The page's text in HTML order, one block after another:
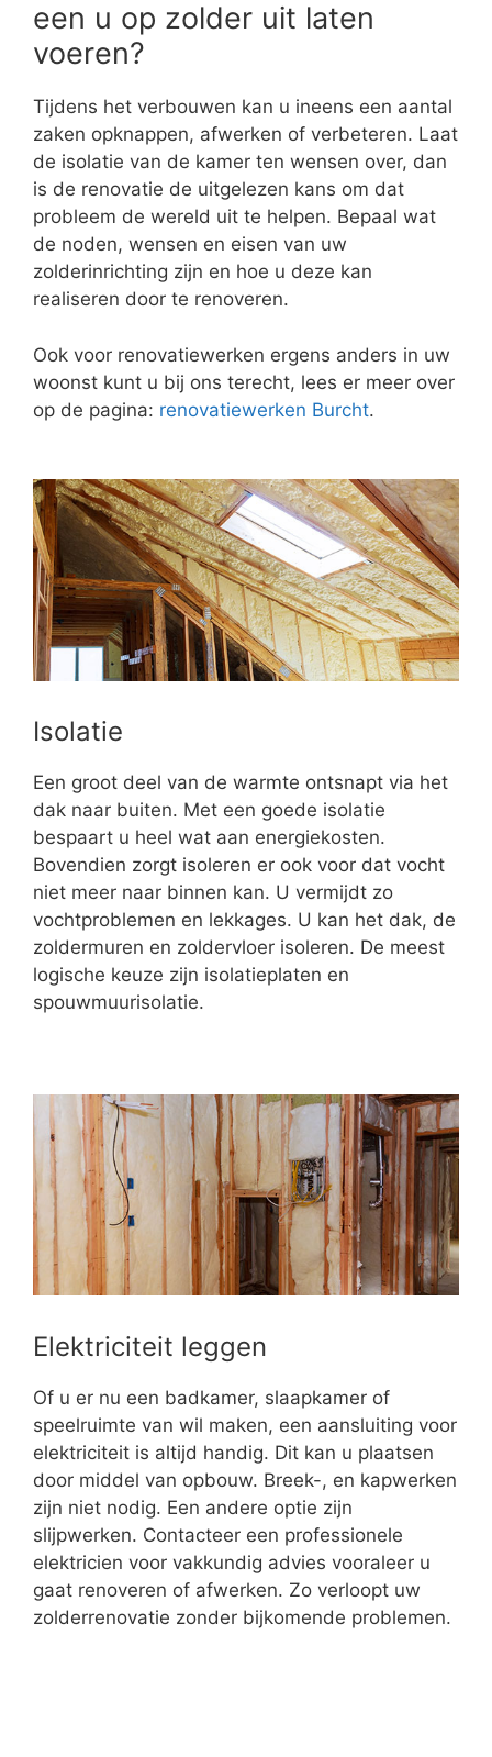
een u op zolder uit laten
voeren?
Tijdens het verbouwen kan u ineens een aantal
zaken opknappen, afwerken of verbeteren. Laat
de isolatie van de kamer ten wensen over, dan
is de renovatie de uitgelezen kans om dat
probleem de wereld uit te helpen. Bepaal wat
de noden, wensen en eisen van uw
zolderinrichting zijn en hoe u deze kan
realiseren door te renoveren.
Ook voor renovatiewerken ergens anders in uw
woonst kunt u bij ons terecht, lees er meer over
op de pagina: renovatiewerken Burcht.
Isolatie
Een groot deel van de warmte ontsnapt via het
dak naar buiten. Met een goede isolatie
bespaart u heel wat aan energiekosten.
Bovendien zorgt isoleren er ook voor dat vocht
niet meer naar binnen kan. U vermijdt zo
vochtproblemen en lekkages. U kan het dak, de
zoldermuren en zoldervloer isoleren. De meest
logische keuze zijn isolatieplaten en
spouwmuurisolatie.
Elektriciteit leggen
Of u er nu een badkamer, slaapkamer of
speelruimte van wil maken, een aansluiting voor
elektriciteit is altijd handig. Dit kan u plaatsen
door middel van opbouw. Breek-, en kapwerken
zijn niet nodig. Een andere optie zijn
slijpwerken. Contacteer een professionele
elektricien voor vakkundig advies vooraleer u
gaat renoveren of afwerken. Zo verloopt uw
zolderrenovatie zonder bijkomende problemen.